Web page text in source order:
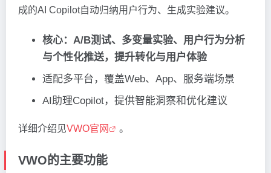
成的AI Copilot自动归纳用户行为、生成实验建议。
核心：A/B测试、多变量实验、用户行为分析
与个性化推送，提升转化与用户体验
适配多平台，覆盖Web、App、服务端场景
AI助理Copilot，提供智能洞察和优化建议
详细介绍见VWO官网 。
VWO的主要功能